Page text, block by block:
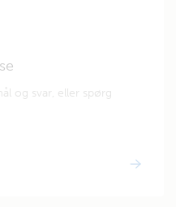
og svar, eller spørg